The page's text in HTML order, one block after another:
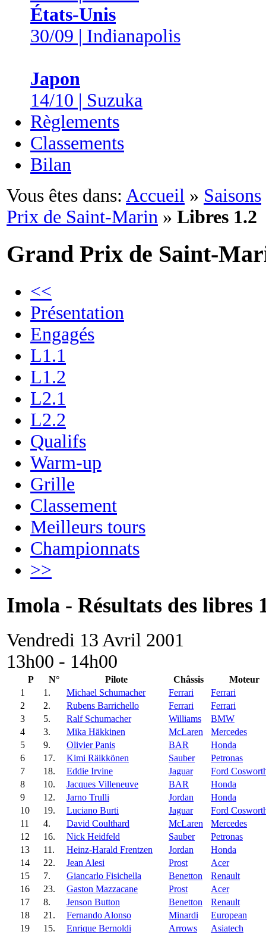
États-Unis
30/09 | Indianapolis
Japon
14/10 | Suzuka
Règlements
Classements
Bilan
Vous êtes dans: Accueil » Saisons
Prix de Saint-Marin » Libres 1.2
Grand Prix de Saint-
<<
Présentation
Engagés
L1.1
L1.2
L2.1
L2.2
Qualifs
Warm-up
Grille
Classement
Meilleurs tours
Championnats
>>
Imola - Résultats des libres
Vendredi 13 Avril 2001
13h00 - 14h00
P N° Pilote Châssis
Moteur
1
1. Michael Schumacher Ferrari
Ferrari
2
2. Rubens Barrichello Ferrari
Ferrari
3
5. Ralf Schumacher Williams
BMW
4
3. Mika Häkkinen McLaren
Mercedes
5
9. Olivier Panis BAR
Honda
6
17. Kimi Räikkönen Sauber
Petronas
7
18. Eddie Irvine Jaguar
Ford
8
10. Jacques Villeneuve BAR
Honda
9
12. Jarno Trulli Jordan
Honda
10
19. Luciano Burti Jaguar
Ford
11
4. David Coulthard McLaren
Mercedes
12
16. Nick Heidfeld Sauber
Petronas
13
11. Heinz-Harald Frentzen Jordan
Honda
14
22. Jean Alesi Prost
Acer
15
7. Giancarlo Fisichella Benetton
Renault
16
23. Gaston Mazzacane Prost
Acer
17
8. Jenson Button Benetton
Renault
18
21. Fernando Alonso Minardi
European
19
15. Enrique Bernoldi Arrows
Asiatech